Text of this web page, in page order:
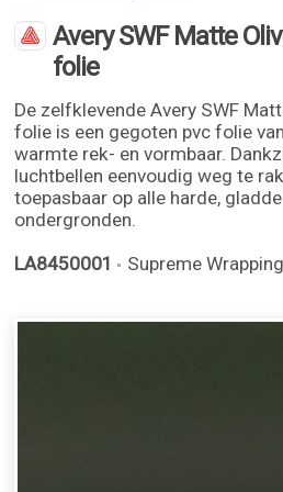
Avery SWF Matte
folie
De zelfklevende Avery SWF
folie is een gegoten pvc folie
warmte rek- en vormbaar.
luchtbellen eenvoudig weg te
toepasbaar op alle harde,
ondergronden.
LA8450001
Supreme